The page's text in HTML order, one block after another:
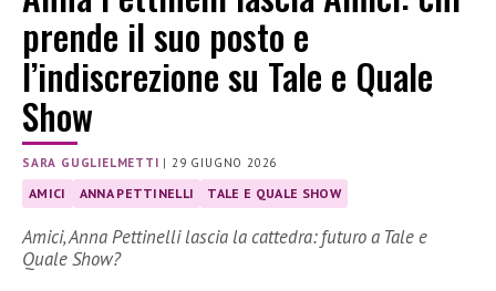
prende il suo posto e
l’indiscrezione su Tale e Quale
Show
SARA GUGLIELMETTI | 29 GIUGNO 2026
AMICI ANNA PETTINELLI TALE E QUALE SHOW
Amici, Anna Pettinelli lascia la cattedra: futuro a Tale e
Quale Show?